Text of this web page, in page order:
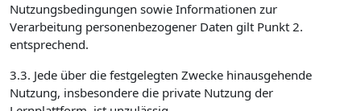
Nutzungsbedingungen sowie Informationen zur
Verarbeitung personenbezogener Daten gilt Punkt 2.
entsprechend.
3.3. Jede über die festgelegten Zwecke hinausgehende
Nutzung, insbesondere die private Nutzung der